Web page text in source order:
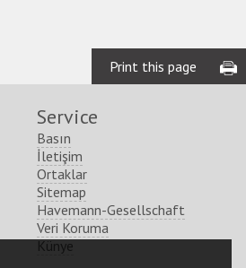
Print this page
Service
Basın
İletişim
Ortaklar
Sitemap
Havemann-Gesellschaft
Veri Koruma
Künye